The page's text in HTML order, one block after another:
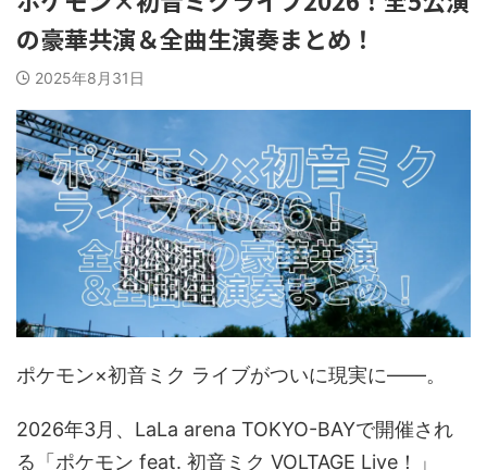
の豪華共演＆全曲生演奏まとめ！
2025年8月31日
ポケモン×初音ミク ライブがついに現実に――。
2026年3月、LaLa arena TOKYO-BAYで開催され
る「ポケモン feat. 初音ミク VOLTAGE Live！」